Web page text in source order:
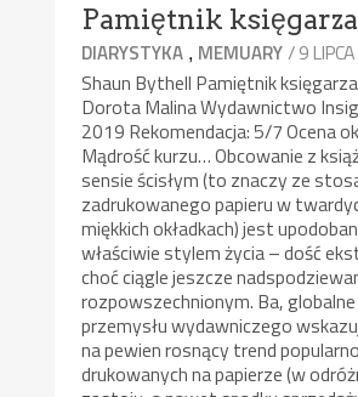
Pamiętnik księgarza
DIARYSTYKA , MEMUARY/ 9
Shaun Bythell Pamiętnik
Dorota Malina Wydawnictwo
2019 Rekomendacja: 5/7 Ocena
Mądrość kurzu… Obcowanie z
sensie ścisłym (to znaczy ze
zadrukowanego papieru w
miękkich okładkach) jest
właściwie stylem życia – dość
choć ciągle jeszcze
rozpowszechnionym. Ba, globalne
przemysłu wydawniczego
na pewien rosnący trend
drukowanych na papierze (w